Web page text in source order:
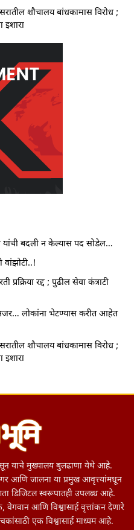
शौचालय बांधकामास विरोध ;
इशारा
बदली न केल्यास पद सोडेल…
वांझोटी..!
प्रक्रिया रद्द ; पुढील सेवा कंत्राटी
लोकांना भेटण्यास करीत आहेत
शौचालय बांधकामास विरोध ;
इशारा
याचे मुख्यालय बुलढाणा येथे आहे.
आणि जालना या प्रमुख आवृत्त्यांमधून
डिजिटल स्वरूपातही उपलब्ध आहे.
आणि विश्वासार्ह वृत्तांकन देणारे
एक विश्वासार्ह माध्यम आहे.